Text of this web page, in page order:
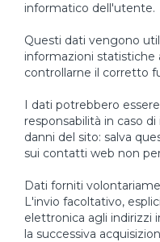
informatico dell'utente.
Questi dati vengono
informazioni statistiche
controllarne il corretto
I dati potrebbero
responsabilità in caso
danni del sito: salva
sui contatti web non
Dati forniti
L'invio facoltativo,
elettronica agli indirizzi
la successiva